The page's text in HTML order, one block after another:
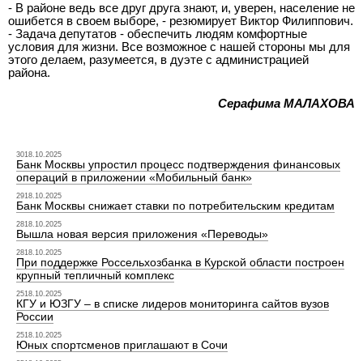
- В районе ведь все друг друга знают, и, уверен, население не
ошибется в своем выборе, - резюмирует Виктор Филиппович.
- Задача депутатов - обеспечить людям комфортные
условия для жизни. Все возможное с нашей стороны мы для
этого делаем, разумеется, в дуэте с администрацией
района.
Серафима МАЛАХОВА
3018.10.2025
Банк Москвы упростил процесс подтверждения финансовых
операций в приложении «Мобильный банк»
2918.10.2025
Банк Москвы снижает ставки по потребительским кредитам
2818.10.2025
Вышла новая версия приложения «Переводы»
2818.10.2025
При поддержке Россельхозбанка в Курской области построен
крупный тепличный комплекс
2518.10.2025
КГУ и ЮЗГУ – в списке лидеров мониторинга сайтов вузов
России
2518.10.2025
Юных спортсменов приглашают в Сочи